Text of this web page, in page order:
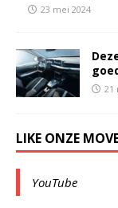
23 mei 2024
21
LIKE ONZE
YouTube